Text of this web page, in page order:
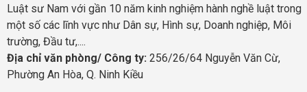
Luật sư Nam với gần 10 năm kinh nghiệm hành nghề luật trong
một số các lĩnh vực như Dân sự, Hình sự, Doanh nghiệp, Môi
trường, Đầu tư,....
Địa chỉ văn phòng/ Công ty: 256/26/64 Nguyễn Văn Cừ,
Phường An Hòa, Q. Ninh Kiều